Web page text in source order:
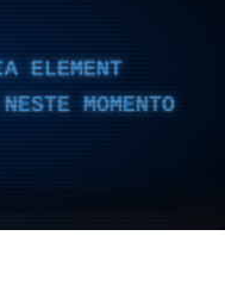
ELEMENT
MOMENTO